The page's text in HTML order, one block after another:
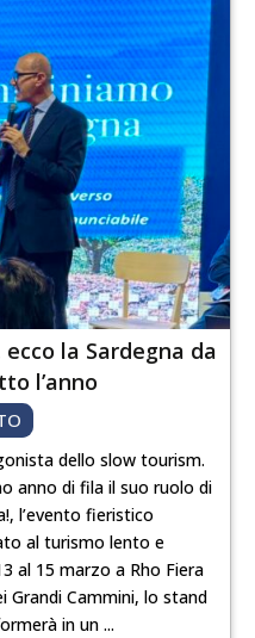
ecco la Sardegna da
l’anno
dello slow tourism.
anno di fila il suo ruolo di
l’evento fieristico
al turismo lento e
al 15 marzo a Rho Fiera
Grandi Cammini, lo stand
in un ...